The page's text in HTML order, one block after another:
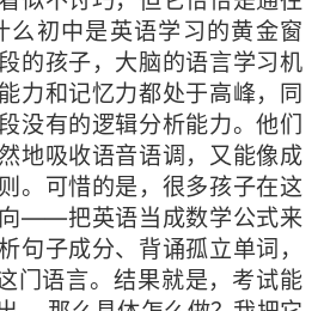
么初中是英语学习的黄金窗
的孩子，大脑的语言学习机
力和记忆力都处于高峰，同
没有的逻辑分析能力。他们
地吸收语音语调，又能像成
。可惜的是，很多孩子在这
——把英语当成数学公式来
句子成分、背诵孤立单词，
门语言。结果就是，考试能